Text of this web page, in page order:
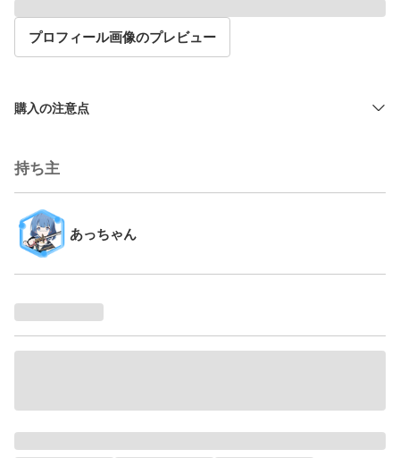
プロフィール画像のプレビュー
購入の注意点
持ち主
あっちゃん